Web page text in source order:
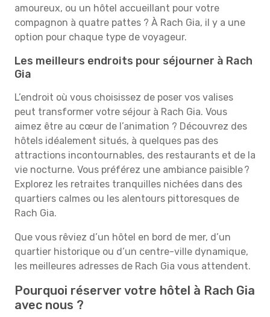
amoureux, ou un hôtel accueillant pour votre
compagnon à quatre pattes ? À Rach Gia, il y a une
option pour chaque type de voyageur.
Les meilleurs endroits pour séjourner à Rach
Gia
L’endroit où vous choisissez de poser vos valises
peut transformer votre séjour à Rach Gia. Vous
aimez être au cœur de l’animation ? Découvrez des
hôtels idéalement situés, à quelques pas des
attractions incontournables, des restaurants et de la
vie nocturne. Vous préférez une ambiance paisible ?
Explorez les retraites tranquilles nichées dans des
quartiers calmes ou les alentours pittoresques de
Rach Gia.
Que vous rêviez d’un hôtel en bord de mer, d’un
quartier historique ou d’un centre-ville dynamique,
les meilleures adresses de Rach Gia vous attendent.
Pourquoi réserver votre hôtel à Rach Gia
avec nous ?